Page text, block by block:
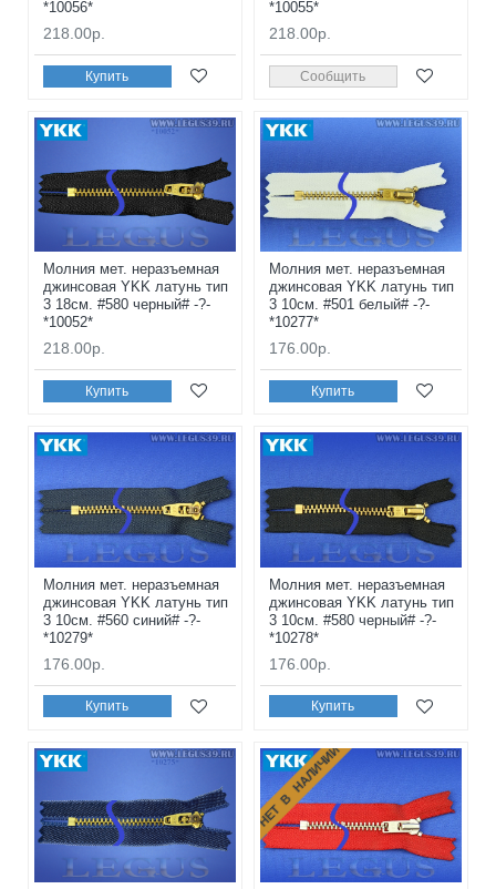
*10056*
218.00р.
Купить
*10055*
218.00р.
Сообщить
Молния мет. неразъемная
джинсовая YKK латунь тип
3 18см. #580 черный# -?-
*10052*
218.00р.
Купить
Молния мет. неразъемная
джинсовая YKK латунь тип
3 10см. #501 белый# -?-
*10277*
176.00р.
Купить
Молния мет. неразъемная
джинсовая YKK латунь тип
3 10см. #560 синий# -?-
*10279*
176.00р.
Купить
Молния мет. неразъемная
джинсовая YKK латунь тип
3 10см. #580 черный# -?-
*10278*
176.00р.
Купить
НЕТ В НАЛИЧИИ